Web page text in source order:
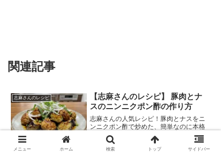
関連記事
志麻さんのレシピ
【志麻さんのレシピ】 豚肉とナ
スのニンニクポン酢の作り方
志麻さんの人気レシピ！豚肉とナスをニ
ンニクポン酢で炒めた、簡単なのに本格
的な味わいの一品。ご飯が進むこと間違
いなし！
2026.03.15 2026.06.03
メニュー ホーム 検索 トップ サイドバー